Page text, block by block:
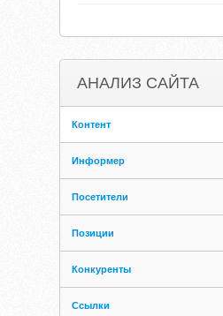
АНАЛИЗ САЙТА
Контент
Информер
Посетители
Позиции
Конкуренты
Ссылки